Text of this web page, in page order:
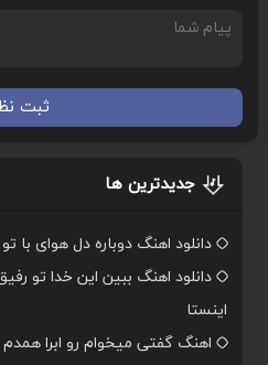
ثبت
جدیدترین ها
دانلود اهنگ دوباره دل هوای
دانلود اهنگ ببین این خدا تو
اینستا
اهنگ گفتی میخوام رو ابرا